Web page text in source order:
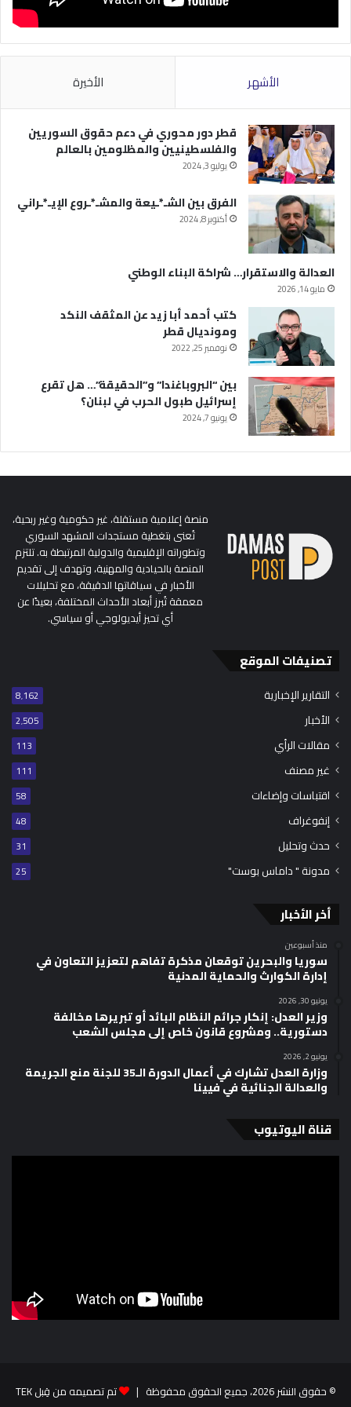
الأشهر الأخيرة
قطر دور محوري في دعم حقوق السوريين
والفلسطينيين والمظلومين بالعالم
يوليو 3, 2024
الفرق بين الشـ*ـيعة والمشـ*ـروع الإيـ*ـراني
أكتوبر 8, 2024
العدالة والاستقرار… شراكة البناء الوطني
مايو 14, 2026
كتب أحمد أبا زيد عن المثقف النكد
ومونديال قطر
نوفمبر 25, 2022
بين “البروباغندا” و”الحقيقة”… هل تقرع
إسرائيل طبول الحرب في لبنان؟
يونيو 7, 2024
منصة إعلامية مستقلة، غير حكومية وغير ربحية،
تُعنى بتغطية مستجدات المشهد السوري
وتطوراته الإقليمية والدولية المرتبطة به. تلتزم
المنصة بالحيادية والمهنية، وتهدف إلى تقديم
الأخبار في سياقاتها الدقيقة، مع تحليلات
معمقة تُبرز أبعاد الأحداث المختلفة، بعيدًا عن
أي تحيز أيديولوجي أو سياسي.
تصنيفات الموقع
التقارير الإخبارية 8٬162
الأخبار 2٬505
مقالات الرأي 113
غير مصنف 111
اقتباسات وإضاءات 58
إنفوغراف 48
حدث وتحليل 31
مدونة " داماس بوست" 25
أخر الأخبار
منذ أسبوعين
سوريا والبحرين توقعان مذكرة تفاهم لتعزيز التعاون في
إدارة الكوارث والحماية المدنية
يونيو 30, 2026
وزير العدل: إنكار جرائم النظام البائد أو تبريرها مخالفة
دستورية.. ومشروع قانون خاص إلى مجلس الشعب
يونيو 2, 2026
وزارة العدل تشارك في أعمال الدورة الـ35 للجنة منع الجريمة
والعدالة الجنائية في فيينا
قناة اليوتيوب
© حقوق النشر 2026، جميع الحقوق محفوظة |
تم تصميمه من قِبل TEK